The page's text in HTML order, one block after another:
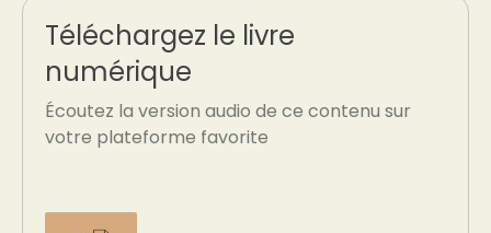
Téléchargez le livre
numérique
Écoutez la version audio de ce contenu sur
votre plateforme favorite